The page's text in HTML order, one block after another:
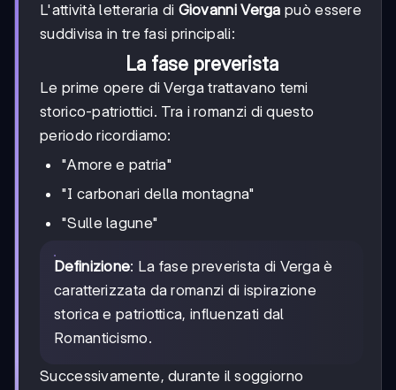
L'attività letteraria di Giovanni Verga può essere
suddivisa in tre fasi principali:
La fase preverista
Le prime opere di Verga trattavano temi
storico-patriottici. Tra i romanzi di questo
periodo ricordiamo:
"Amore e patria"
"I carbonari della montagna"
"Sulle lagune"
Definizione: La fase preverista di Verga è
caratterizzata da romanzi di ispirazione
storica e patriottica, influenzati dal
Romanticismo.
Successivamente, durante il soggiorno